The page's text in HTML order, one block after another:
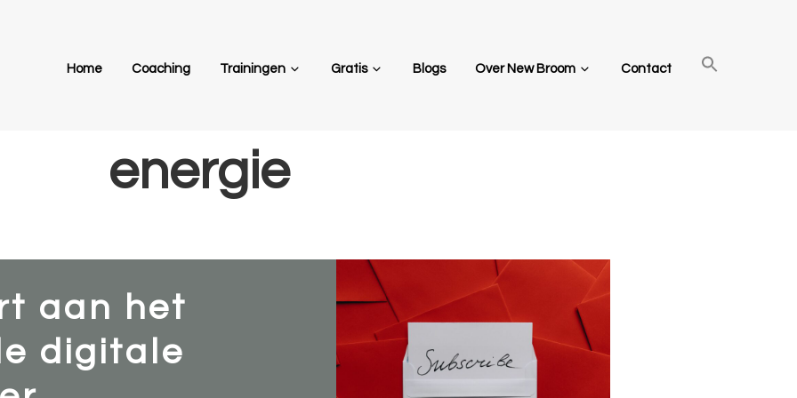
Home Coaching Trainingen Gratis Blogs Over New Broom Contact
energie
aan het
digitale